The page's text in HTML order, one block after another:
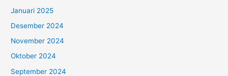
Januari 2025
Desember 2024
November 2024
Oktober 2024
September 2024